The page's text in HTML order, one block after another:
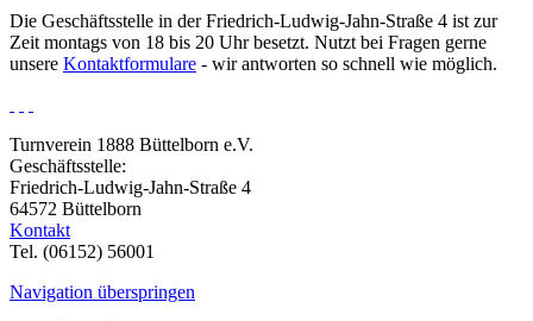
Die Geschäftsstelle in der Friedrich-Ludwig-Jahn-Straße 4 ist zur
Zeit montags von 18 bis 20 Uhr besetzt. Nutzt bei Fragen gerne
unsere Kontaktformulare - wir antworten so schnell wie möglich.
Turnverein 1888 Büttelborn e.V.
Geschäftsstelle:
Friedrich-Ludwig-Jahn-Straße 4
64572 Büttelborn
Kontakt
Tel. (06152) 56001
Navigation überspringen